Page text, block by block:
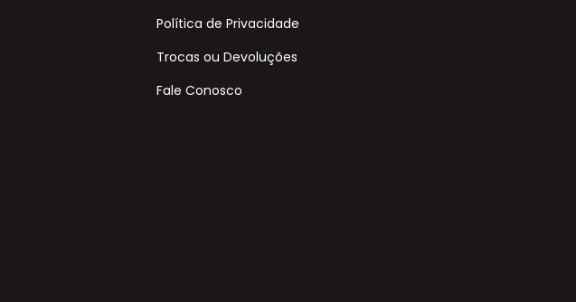
Política de Privacidade
Trocas ou Devoluções
Fale Conosco